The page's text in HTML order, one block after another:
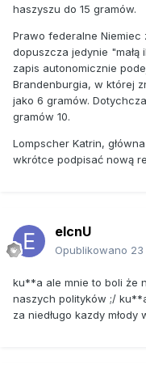
haszyszu do 15 gramów.
Prawo federalne Niemiec
dopuszcza jedynie "małą
zapis autonomicznie
Brandenburgia, w której
jako 6 gramów.
gramów 10.
Lompscher Katrin,
wkrótce podpisać nową
elcnU
Opublikowano 23
ku**a ale mnie to boli że
naszych polityków ;/
za niedługo kazdy młody